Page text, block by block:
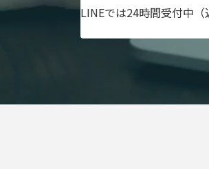
LINEでは24時間受付中（